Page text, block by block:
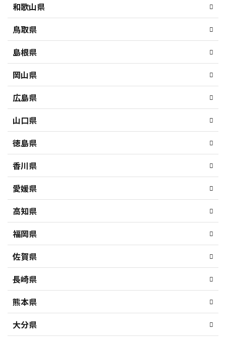
和歌山県
鳥取県
島根県
岡山県
広島県
山口県
徳島県
香川県
愛媛県
高知県
福岡県
佐賀県
長崎県
熊本県
大分県